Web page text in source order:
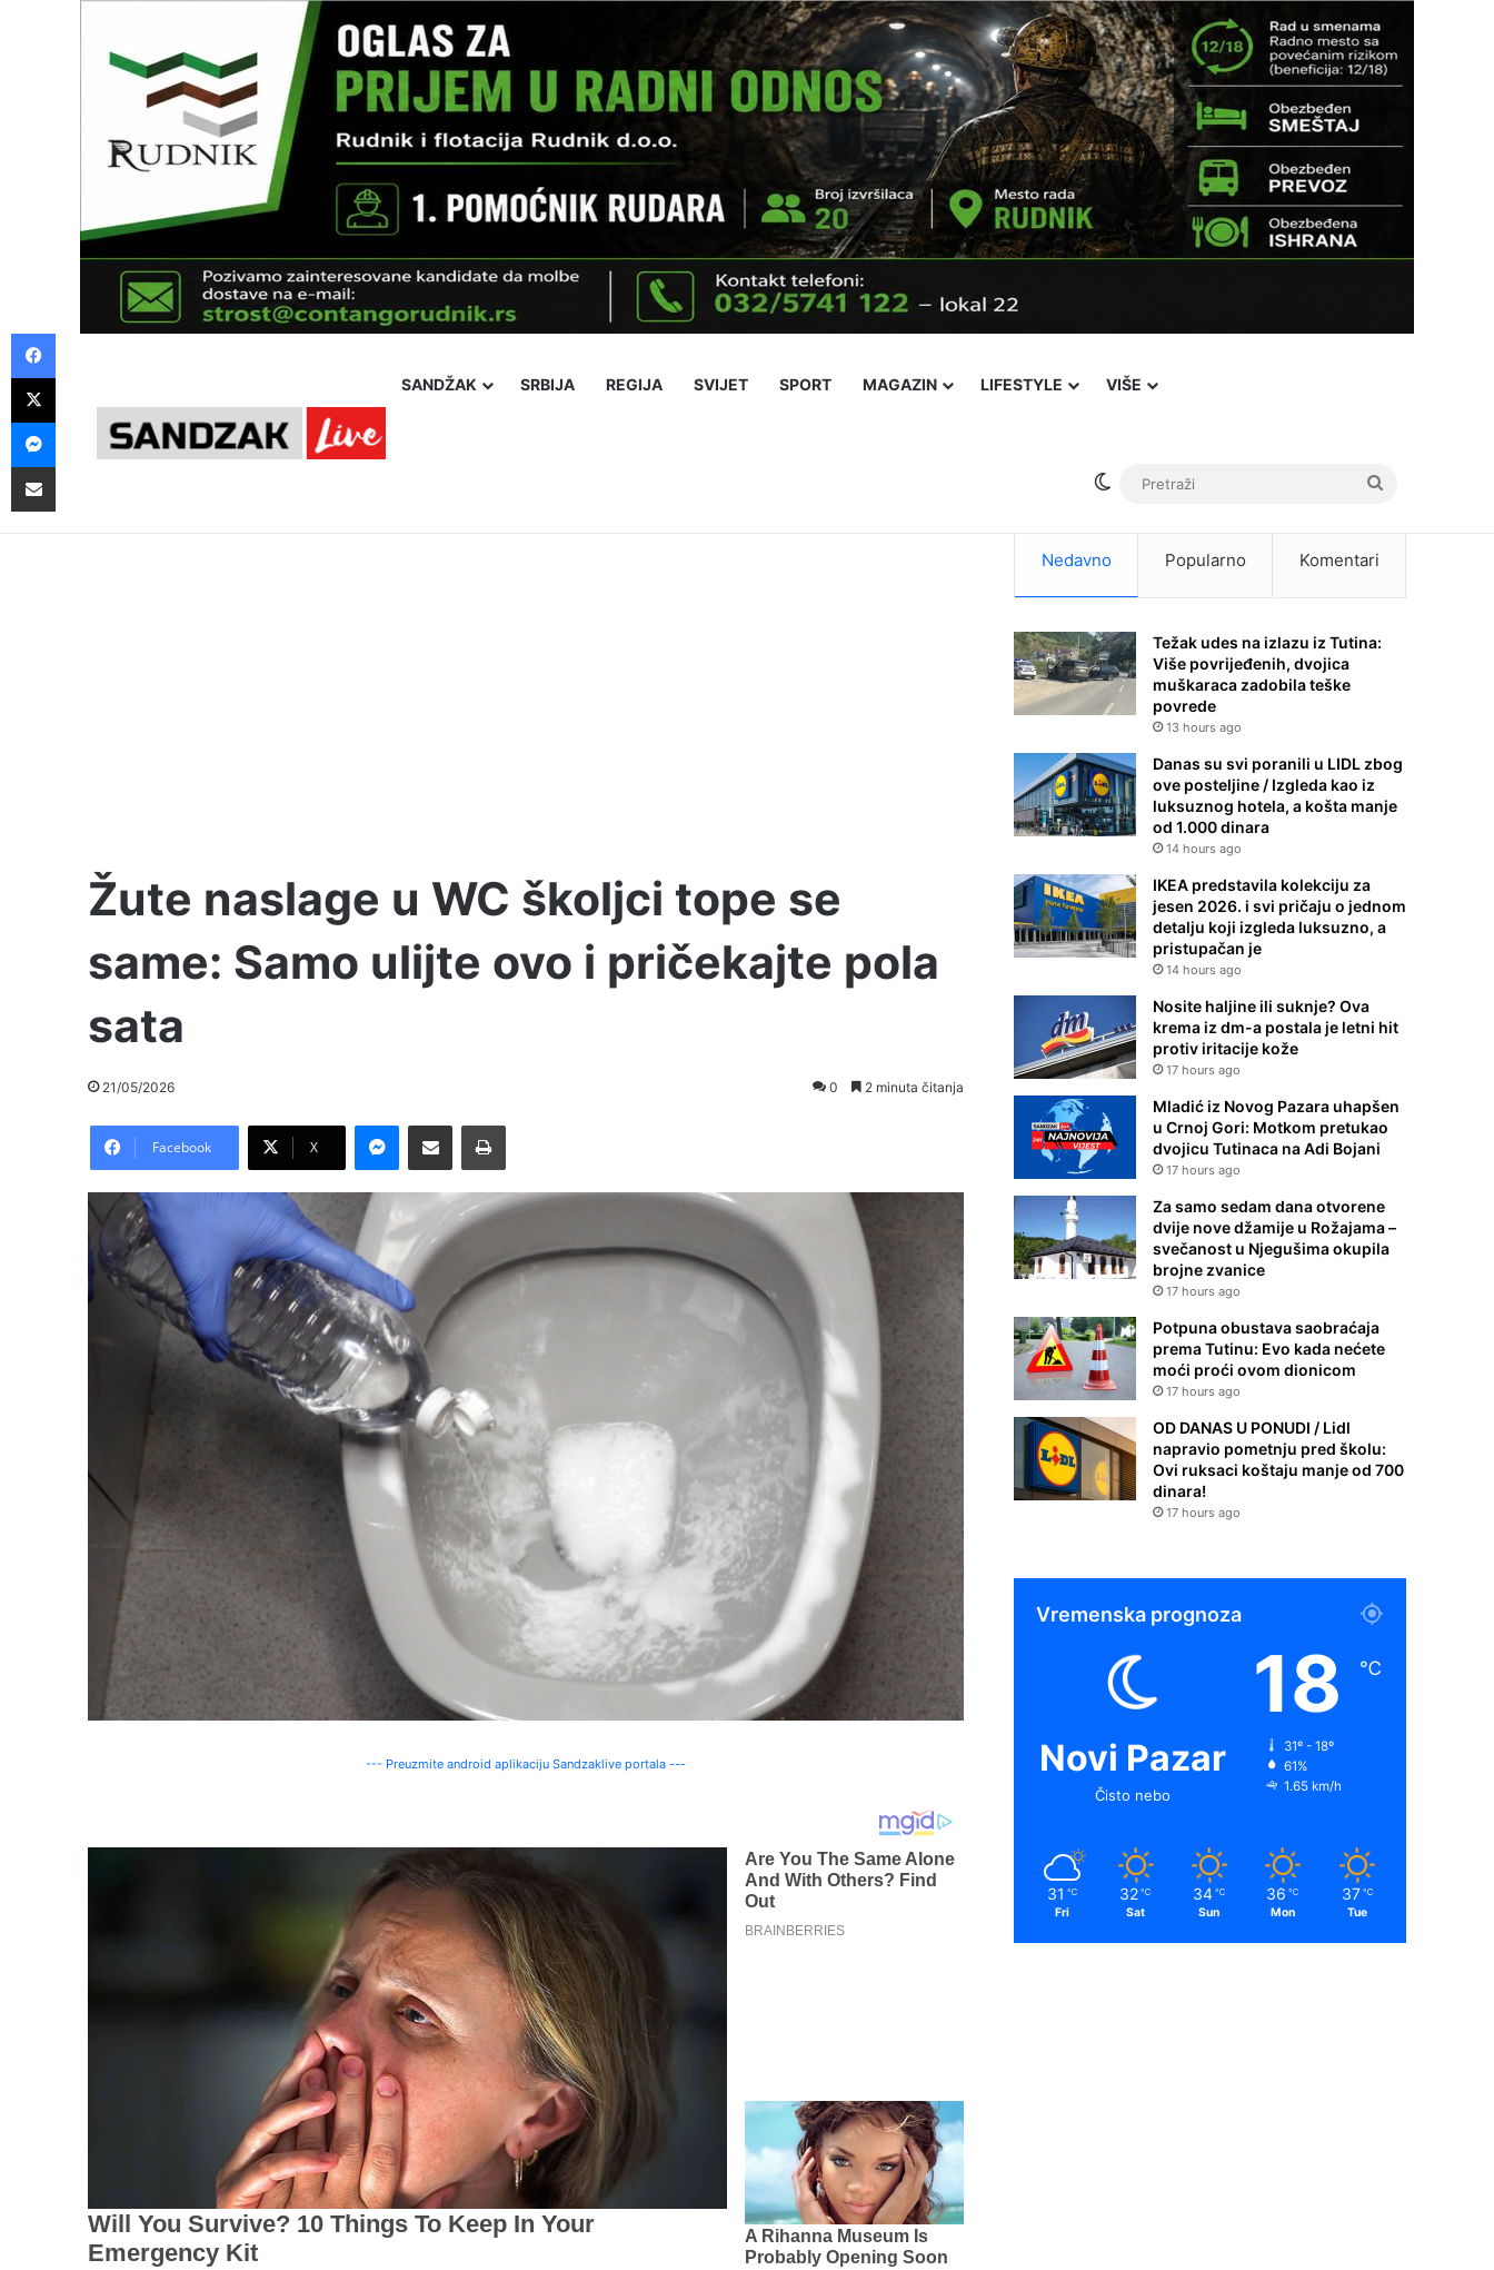
SANDŽAK SRBIJA REGIJA SVIJET SPORT MAGAZIN LIFESTYLE VIŠE
Switch skin
Friday, 7 August 2026 Politika
Žute naslage u WC školjci tope se
same: Samo ulijte ovo i pričekajte pola
sata
21/05/2026 0 2 minuta čitanja
Facebook X
Messenger
Pošalji preko E-Maila Printaj
--- Preuzmite android aplikaciju Sandzaklive portala ---
Nedavno Popularno Komentari
Težak udes na izlazu iz Tutina:
Više povrijeđenih, dvojica
muškaraca zadobila teške
povrede
13 hours ago
Danas su svi poranili u LIDL zbog
ove posteljine / Izgleda kao iz
luksuznog hotela, a košta manje
od 1.000 dinara
14 hours ago
IKEA predstavila kolekciju za
jesen 2026. i svi pričaju o jednom
detalju koji izgleda luksuzno, a
pristupačan je
14 hours ago
Nosite haljine ili suknje? Ova
krema iz dm-a postala je letni hit
protiv iritacije kože
17 hours ago
Mladić iz Novog Pazara uhapšen
u Crnoj Gori: Motkom pretukao
dvojicu Tutinaca na Adi Bojani
17 hours ago
Za samo sedam dana otvorene
dvije nove džamije u Rožajama –
svečanost u Njegušima okupila
brojne zvanice
17 hours ago
Potpuna obustava saobraćaja
prema Tutinu: Evo kada nećete
moći proći ovom dionicom
17 hours ago
OD DANAS U PONUDI / Lidl
napravio pometnju pred školu:
Ovi ruksaci koštaju manje od 700
dinara!
17 hours ago
Vremenska prognoza
Novi Pazar
Čisto nebo
18 ℃
31º - 18º
61%
1.65 km/h
31 ℃
Fri
32 ℃
Sat
34 ℃
Sun
36 ℃
Mon
37 ℃
Tue
Facebook
X
Messenger
Pošalji preko E-Maila